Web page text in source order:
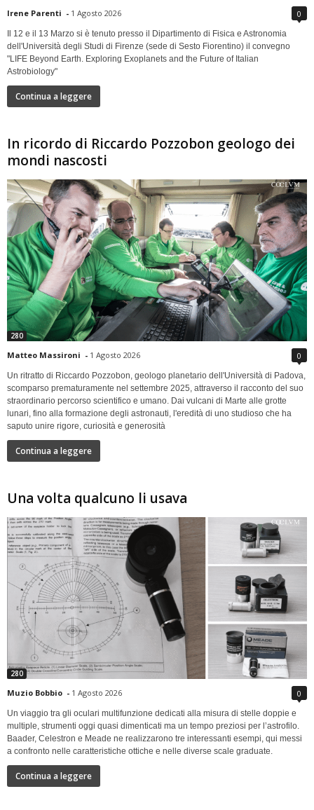
Irene Parenti - 1 Agosto 2026 0
Il 12 e il 13 Marzo si è tenuto presso il Dipartimento di Fisica e Astronomia
dell'Università degli Studi di Firenze (sede di Sesto Fiorentino) il convegno
"LIFE Beyond Earth. Exploring Exoplanets and the Future of Italian
Astrobiology"
Continua a leggere
In ricordo di Riccardo Pozzobon geologo dei
mondi nascosti
280
Matteo Massironi - 1 Agosto 2026 0
Un ritratto di Riccardo Pozzobon, geologo planetario dell'Università di Padova,
scomparso prematuramente nel settembre 2025, attraverso il racconto del suo
straordinario percorso scientifico e umano. Dai vulcani di Marte alle grotte
lunari, fino alla formazione degli astronauti, l'eredità di uno studioso che ha
saputo unire rigore, curiosità e generosità
Continua a leggere
Una volta qualcuno li usava
280
Muzio Bobbio - 1 Agosto 2026 0
Un viaggio tra gli oculari multifunzione dedicati alla misura di stelle doppie e
multiple, strumenti oggi quasi dimenticati ma un tempo preziosi per l’astrofilo.
Baader, Celestron e Meade ne realizzarono tre interessanti esempi, qui messi
a confronto nelle caratteristiche ottiche e nelle diverse scale graduate.
Continua a leggere